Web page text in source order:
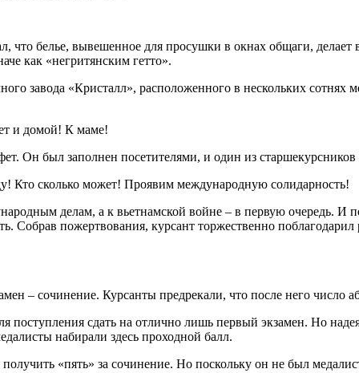
что белье, вывешенное для просушки в окнах общаги,
как «негритянским гетто».
завода «Кристалл», расположенного в нескольких
и домой! К маме!
Он был заполнен посетителями, и один из
Кто сколько может! Проявим международную солидарность!
делам, а к вьетнамской войне – в первую очередь. И
Собрав пожертвования, курсант торжественно
– сочинение. Курсанты предрекали, что после него число
поступления сдать на отлично лишь первый экзамен. Но
набирали здесь проходной балл.
«пять» за сочинение. Но поскольку он не был